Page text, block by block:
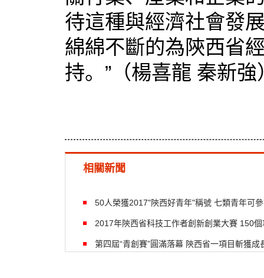
待這種與經濟社會發
綿綿不斷的為陝西省
持。”（楊喜龍 秦新強
相關新聞
50人榮獲2017"陝西好青年"稱號 七類青年可
2017年陝西省科技工作者創新創業大賽 150
第四屆“青創賽”圓滿落幕 陝西省一項目斬獲成